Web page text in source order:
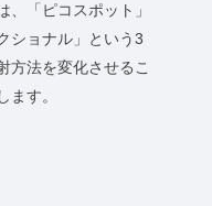
、「ピコスポット」
ショナル」という3
方法を変化させるこ
ます。